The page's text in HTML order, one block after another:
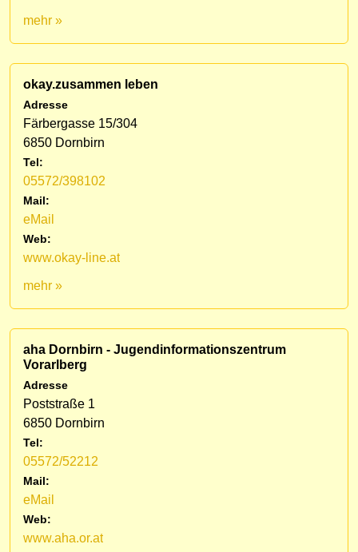
mehr »
okay.zusammen leben
Adresse
Färbergasse 15/304
6850 Dornbirn
Tel:
05572/398102
Mail:
eMail
Web:
www.okay-line.at
mehr »
aha Dornbirn - Jugendinformationszentrum
Vorarlberg
Adresse
Poststraße 1
6850 Dornbirn
Tel:
05572/52212
Mail:
eMail
Web:
www.aha.or.at